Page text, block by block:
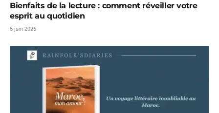
Bienfaits de la lecture : comment réveiller votre
esprit au quotidien
5 juin 2026